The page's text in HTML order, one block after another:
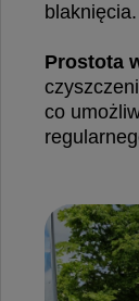
blaknięcia.
Prostota
co